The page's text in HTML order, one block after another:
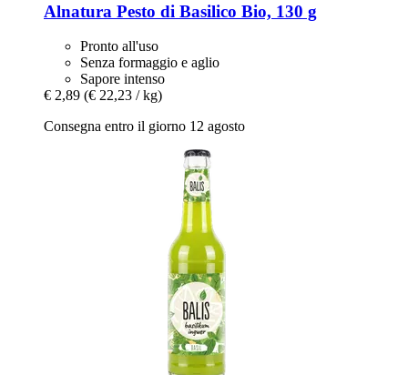
Alnatura Pesto di Basilico Bio, 130 g
Pronto all'uso
Senza formaggio e aglio
Sapore intenso
€ 2,89 (€ 22,23 / kg)
Consegna entro il giorno 12 agosto